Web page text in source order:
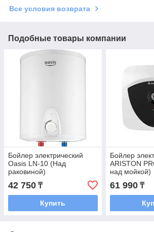
Все условия возврата
Подобные товары компании
Бойлер электрический
Oasis LN-10 (Над
раковиной)
42 750 ₸
Купить
Бойлер
ARISTON
над мойкой)
61 990₸